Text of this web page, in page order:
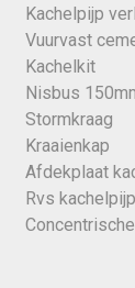
Kachelpijp
Vuurvast
Kachelkit
Nisbus
Stormkraag
Kraaienkap
Afdekplaat
Rvs